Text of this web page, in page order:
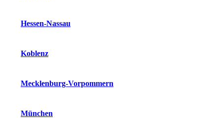
Hessen-Nassau
Koblenz
Mecklenburg-Vorpommern
München